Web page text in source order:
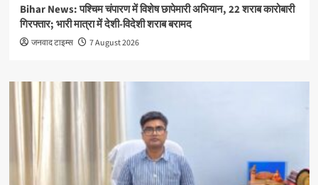
Bihar News: पश्चिम चंपारण में विशेष छापेमारी अभियान, 22 शराब कारोबारी
गिरफ्तार; भारी मात्रा में देशी-विदेशी शराब बरामद
जनवाद टाइम्स 7 August 2026